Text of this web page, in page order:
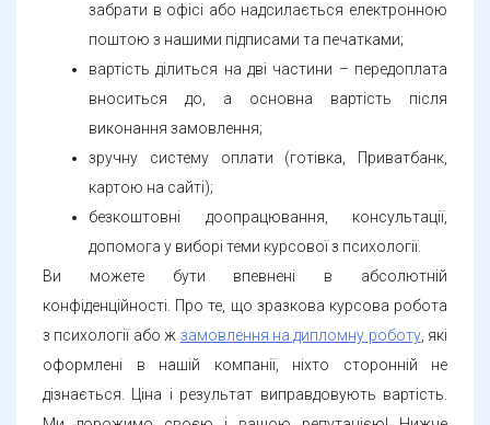
забрати в офісі або надсилається електронною
поштою з нашими підписами та печатками;
вартість ділиться на дві частини – передоплата
вноситься до, а основна вартість після
виконання замовлення;
зручну систему оплати (готівка, Приватбанк,
картою на сайті);
безкоштовні доопрацювання, консультації,
допомога у виборі теми курсової з психології.
Ви можете бути впевнені в абсолютній
конфіденційності. Про те, що зразкова курсова робота
з психології або ж замовлення на дипломну роботу, які
оформлені в нашій компанії, ніхто сторонній не
дізнається. Ціна і результат виправдовують вартість.